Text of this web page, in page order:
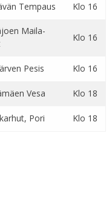
Tempaus Klo 16
Maila-
Klo 16
Pesis Klo 16
Vesa Klo 18
Pori Klo 18